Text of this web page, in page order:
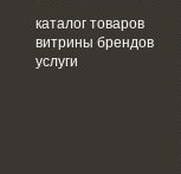
каталог товаров
витрины брендов
услуги